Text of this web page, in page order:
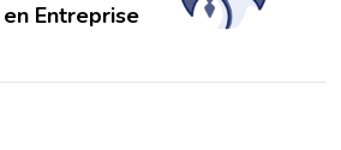
Entreprise